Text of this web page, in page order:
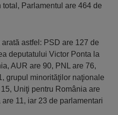
Parlamentul are 464 de
astfel: PSD are 127 de
deputatului Victor Ponta la
AUR are 90, PNL are 76,
grupul minorităţilor naţionale
Uniţi pentru România are
11, iar 23 de parlamentari